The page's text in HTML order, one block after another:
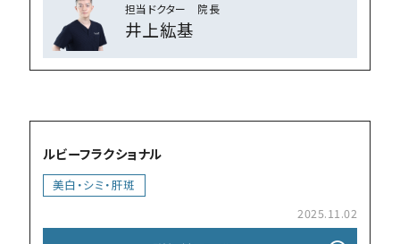
担当ドクター 院⻑
井上紘基
ルビーフラクショナル
美⽩・シミ・肝斑
2025.11.02